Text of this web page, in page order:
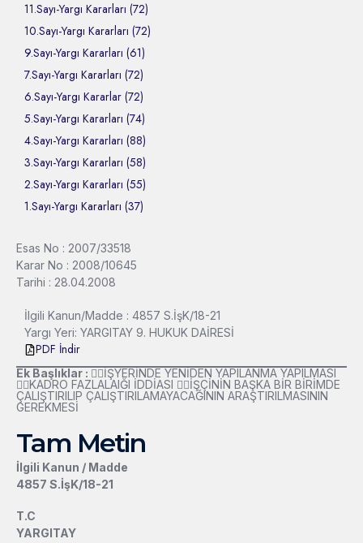
11.Sayı-Yargı Kararları (72)
10.Sayı-Yargı Kararları (72)
9.Sayı-Yargı Kararları (61)
7.Sayı-Yargı Kararları (72)
6.Sayı-Yargı Kararlar (72)
5.Sayı-Yargı Kararları (74)
4.Sayı-Yargı Kararları (88)
3.Sayı-Yargı Kararları (58)
2.Sayı-Yargı Kararları (55)
1.Sayı-Yargı Kararları (37)
Esas No : 2007/33518
Karar No : 2008/10645
Tarihi : 28.04.2008
İlgili Kanun/Madde : 4857 S.İşK/18-21
Yargı Yeri: YARGITAY 9. HUKUK DAİRESİ
PDF İndir
Ek Başlıklar : İŞYERİNDE YENİDEN YAPILANMA YAPILMASI
KADRO FAZLALAIĞI İDDİASI İŞÇİNİN BAŞKA BİR BİRİMDE
ÇALIŞTIRILIP ÇALIŞTIRILAMAYACAĞININ ARAŞTIRILMASININ
GEREKMESİ
Tam Metin
İlgili Kanun / Madde
4857 S.İşK/18-21
T.C
YARGITAY